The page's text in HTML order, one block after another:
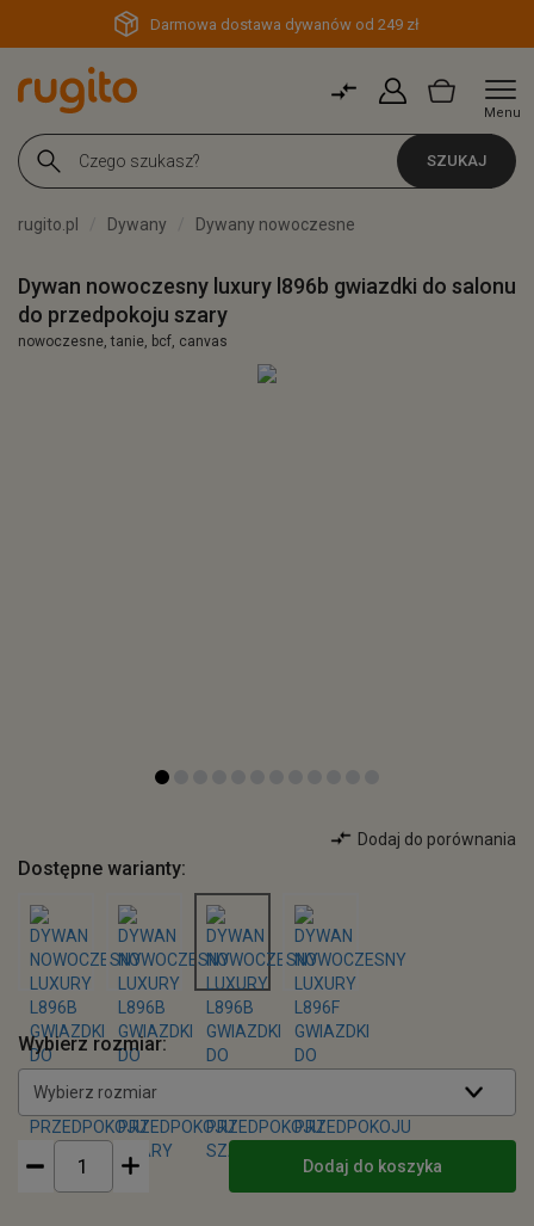
Darmowa dostawa dywanów od 249 zł
Menu
SZUKAJ
rugito.pl Dywany Dywany nowoczesne
Dywan nowoczesny luxury l896b gwiazdki do salonu
do przedpokoju szary
nowoczesne, tanie, bcf, canvas
Dodaj do porównania
Dostępne warianty:
Wybierz rozmiar:
Wybierz rozmiar
Dodaj do koszyka